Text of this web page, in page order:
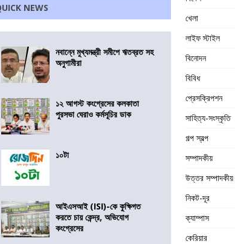
NEWS
নবান্নে মুখ্যমন্ত্রী সমীপে ঋতব্রত সহ
অনুগামীরা
১২ আগস্ট কংগ্রেসের কলকাতা
পুরসভা ঘেরাও কর্মসূচির ডাক
১০টা
আইএসআই (ISI)-কে কুক্ষিগত
করতে চায় কেন্দ্র, অভিযোগ
কংগ্রেসের
খেলা
লাইফ স্টাইল
বিনোদন
বিবিধ
প্রেসক্রিপশন
সাহিত্য-সংস্কৃতি
গল্প স্বল্প
সম্পাদকীয়
উত্তর সম্পাদকীয়
নিকট-দূর
ক্যাম্পাস
কেরিয়ার